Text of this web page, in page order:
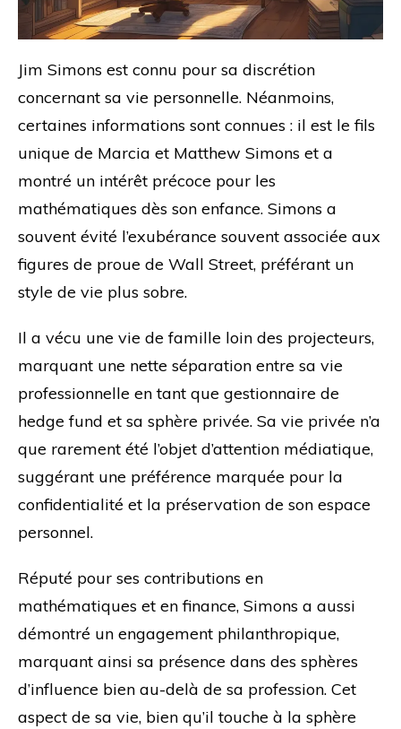
Jim Simons est connu pour sa discrétion
concernant sa vie personnelle. Néanmoins,
certaines informations sont connues : il est le fils
unique de Marcia et Matthew Simons et a
montré un intérêt précoce pour les
mathématiques dès son enfance. Simons a
souvent évité l’exubérance souvent associée aux
figures de proue de Wall Street, préférant un
style de vie plus sobre.
Il a vécu une vie de famille loin des projecteurs,
marquant une nette séparation entre sa vie
professionnelle en tant que gestionnaire de
hedge fund et sa sphère privée. Sa vie privée n’a
que rarement été l’objet d’attention médiatique,
suggérant une préférence marquée pour la
confidentialité et la préservation de son espace
personnel.
Réputé pour ses contributions en
mathématiques et en finance, Simons a aussi
démontré un engagement philanthropique,
marquant ainsi sa présence dans des sphères
d’influence bien au-delà de sa profession. Cet
aspect de sa vie, bien qu’il touche à la sphère